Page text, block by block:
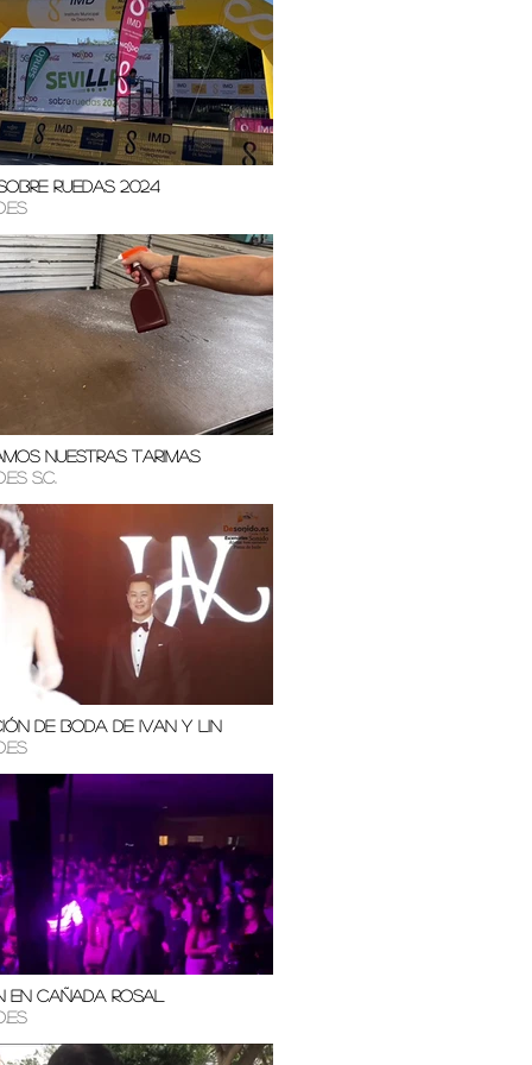
Ruedas 2024
nuestras tarimas
S.C.
de Boda de Ivan y Lin
Cañada Rosal